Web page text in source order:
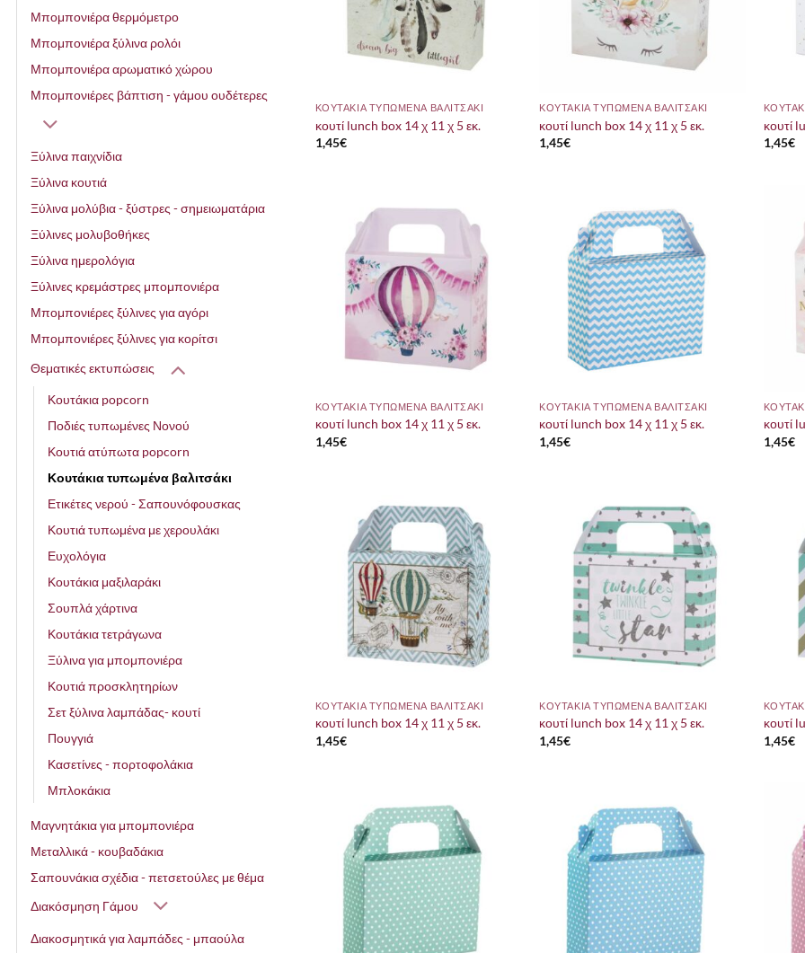
Μπομπονιέρα θερμόμετρο
Μπομπονιέρα ξύλινα ρολόι
Μπομπονιέρα αρωματικό χώρου
Μπομπονιέρες βάπτιση - γάμου ουδέτερες
Ξύλινα παιχνίδια
Ξύλινα κουτιά
Ξύλινα μολύβια - ξύστρες - σημειωματάρια
Ξύλινες μολυβοθήκες
Ξύλινα ημερολόγια
Ξύλινες κρεμάστρες μπομπονιέρα
Μπομπονιέρες ξύλινες για αγόρι
Μπομπονιέρες ξύλινες για κορίτσι
Θεματικές εκτυπώσεις
Κουτάκια popcorn
Ποδιές τυπωμένες Νονού
Κουτιά ατύπωτα popcorn
Κουτάκια τυπωμένα βαλιτσάκι
Ετικέτες νερού - Σαπουνόφουσκας
Κουτιά τυπωμένα με χερουλάκι
Ευχολόγια
Κουτάκια μαξιλαράκι
Σουπλά χάρτινα
Κουτάκια τετράγωνα
Ξύλινα για μπομπονιέρα
Κουτιά προσκλητηρίων
Σετ ξύλινα λαμπάδας- κουτί
Πουγγιά
Κασετίνες - πορτοφολάκια
Μπλοκάκια
Μαγνητάκια για μπομπονιέρα
Μεταλλικά - κουβαδάκια
Σαπουνάκια σχέδια - πετσετούλες με θέμα
Διακόσμηση Γάμου
Διακοσμητικά για λαμπάδες - μπαούλα
ΚΟΥΤΑΚΙΑ ΤΥΠΩΜΕΝΑ ΒΑΛΙΤΣΑΚΙ
κουτί lunch box 14 χ 11 χ 5 εκ.
1,45€
ΚΟΥΤΑΚΙΑ ΤΥΠΩΜΕΝΑ ΒΑΛΙΤΣΑΚΙ
κουτί lunch box 14 χ 11 χ 5 εκ.
1,45€
κουτί
1,45€
ΚΟΥΤΑΚΙΑ ΤΥΠΩΜΕΝΑ ΒΑΛΙΤΣΑΚΙ
κουτί lunch box 14 χ 11 χ 5 εκ.
1,45€
ΚΟΥΤΑΚΙΑ ΤΥΠΩΜΕΝΑ ΒΑΛΙΤΣΑΚΙ
κουτί lunch box 14 χ 11 χ 5 εκ.
1,45€
κουτί
1,45€
ΚΟΥΤΑΚΙΑ ΤΥΠΩΜΕΝΑ ΒΑΛΙΤΣΑΚΙ
κουτί lunch box 14 χ 11 χ 5 εκ.
1,45€
ΚΟΥΤΑΚΙΑ ΤΥΠΩΜΕΝΑ ΒΑΛΙΤΣΑΚΙ
κουτί lunch box 14 χ 11 χ 5 εκ.
1,45€
κουτί
1,45€